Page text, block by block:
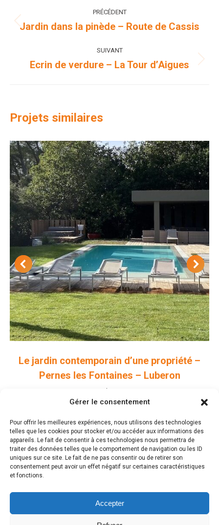
Gérer le consentement
Pour offrir les meilleures expériences, nous utilisons des technologies
telles que les cookies pour stocker et/ou accéder aux informations des
appareils. Le fait de consentir à ces technologies nous permettra de
traiter des données telles que le comportement de navigation ou les ID
uniques sur ce site. Le fait de ne pas consentir ou de retirer son
consentement peut avoir un effet négatif sur certaines caractéristiques
et fonctions.
Accepter
de
commentaire
PRÉCÉDENT
Onglet
Jardin dans la pinède – Route de Cassis
SUIVANT
Projets
Ecrin de verdure – La Tour d’Aigues
Projets similaires
Le jardin contemporain d’une propriété –
Pernes les Fontaines – Luberon
Parcs & Jardins paysagers
Laisser un commentaire